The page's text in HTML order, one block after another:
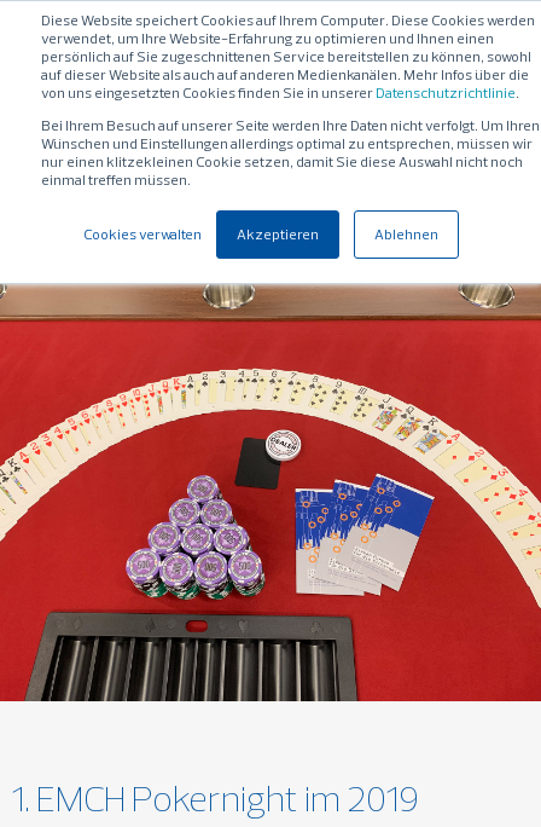
Diese Website speichert Cookies auf Ihrem Computer. Diese Cookies werden
verwendet, um Ihre Website-Erfahrung zu optimieren und Ihnen einen
persönlich auf Sie zugeschnittenen Service bereitstellen zu können, sowohl
auf dieser Website als auch auf anderen Medienkanälen. Mehr Infos über die
von uns eingesetzten Cookies finden Sie in unserer Datenschutzrichtlinie.
Bei Ihrem Besuch auf unserer Seite werden Ihre Daten nicht verfolgt. Um Ihren
Wünschen und Einstellungen allerdings optimal zu entsprechen, müssen wir
nur einen klitzekleinen Cookie setzen, damit Sie diese Auswahl nicht noch
einmal treffen müssen.
Cookies verwalten Akzeptieren Ablehnen
1. EMCH Pokernight im 2019